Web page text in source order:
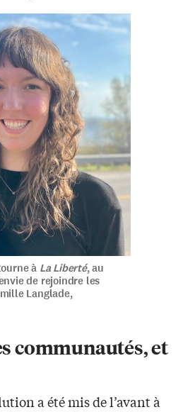
à La Liberté, au
de rejoindre les
Langlade,
communautés, et
a été mis de l’avant à